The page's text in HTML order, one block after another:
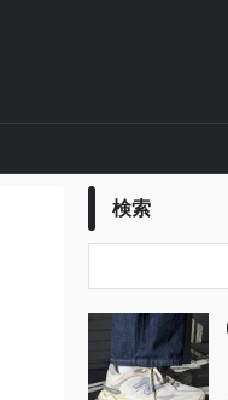
検索